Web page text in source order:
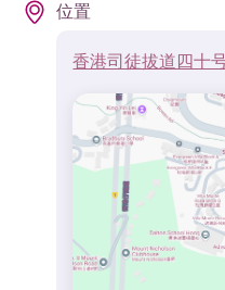
位置
香港司徒拔道四十